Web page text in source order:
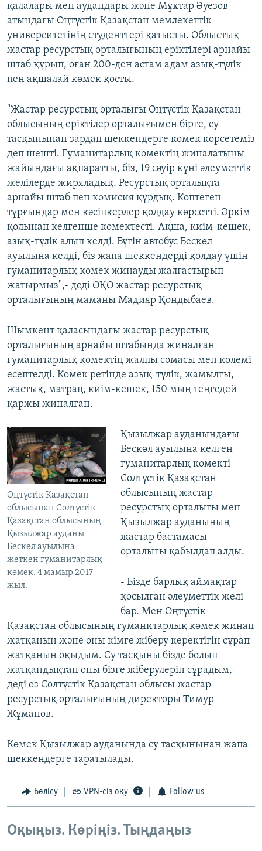
қалалары мен аудандары және Мұхтар Әуезов
атындағы Оңтүстік Қазақстан мемлекеттік
университетінің студенттері қатысты. Облыстық
жастар ресурстық орталығының еріктілері арнайы
штаб құрып, оған 200-ден астам адам азық-түлік
пен ақшалай көмек қосты.
"Жастар ресурстық орталығы Оңтүстік Қазақстан
облысының еріктілер орталығымен бірге, су
тасқынынан зардап шеккендерге көмек көрсетеміз
деп шешті. Гуманитарлық көмектің жиналатыны
жайындағы ақпаратты, біз, 19 сәуір күні әлеуметтік
желілерде жиряладық. Ресурстық орталықта
арнайы штаб пен комисия құрдық. Көптеген
тұрғындар мен кәсіпкерлер қолдау көрсетті. Әркім
қолынан келгенше көмектесті. Ақша, киім-кешек,
азық-түлік алып келді. Бүгін автобус Бескөл
ауылына келді, біз жапа шеккендерді қолдау үшін
гуманитарлық көмек жинауды жалғастырып
жатырмыз",- деді ОҚО жастар ресурстық
орталығының маманы Мадияр Қондыбаев.
Шымкент қаласындағы жастар ресурстық
орталығының арнайы штабында жиналған
гуманитарлық көмектің жалпы сомасы мен көлемі
есептелді. Көмек ретінде азық-түлік, жамылғы,
жастық, матрац, киім-кешек, 150 мың теңгедей
қаржы жиналған.
Оңтүстік Қазақстан
облысынан Солтүстік
Қазақстан облысының
Қызылжар ауданы
Бескөл ауылына
жеткен гуманитарлық
көмек. 4 мамыр 2017
жыл.
Қызылжар ауданындағы
Бескөл ауылына келген
гуманитарлық көмекті
Солтүстік Қазақстан
облысының жастар
ресурстық орталығы мен
Қызылжар ауданының
жастар бастамасы
орталығы қабылдап алды.
- Бізде барлық аймақтар
қосылған әлеуметтік желі
бар. Мен Оңтүстік
Қазақстан облысының гуманитарлық көмек жинап
жатқанын және оны кімге жіберу керектігін сұрап
жатқанын оқыдым. Су тасқыны бізде болып
жатқандықтан оны бізге жіберулерін сұрадым,-
деді өз Солтүстік Қазақстан облысы жастар
ресурстық орталығының директоры Тимур
Жұманов.
Көмек Қызылжар ауданында су тасқынынан жапа
шеккендерге таратылады.
Бөлісу VPN-сіз оқу Follow us
Оқыңыз. Көріңіз. Тыңдаңыз